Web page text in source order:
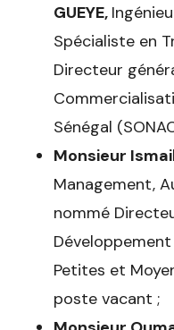
GUEYE,
Spécialiste en
Directeur
Sénégal
Monsieur
Management,
nommé
Petites et
poste vacant ;